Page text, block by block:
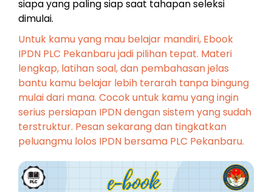
siapa yang paling siap saat tahapan seleksi
dimulai.
Untuk kamu yang mau belajar mandiri, Ebook
IPDN PLC Pekanbaru jadi pilihan tepat. Materi
lengkap, latihan soal, dan pembahasan jelas
bantu kamu belajar lebih terarah tanpa bingung
mulai dari mana. Cocok untuk kamu yang ingin
serius persiapan IPDN dengan sistem yang sudah
terstruktur. Pesan sekarang dan tingkatkan
peluangmu lolos IPDN bersama PLC Pekanbaru.